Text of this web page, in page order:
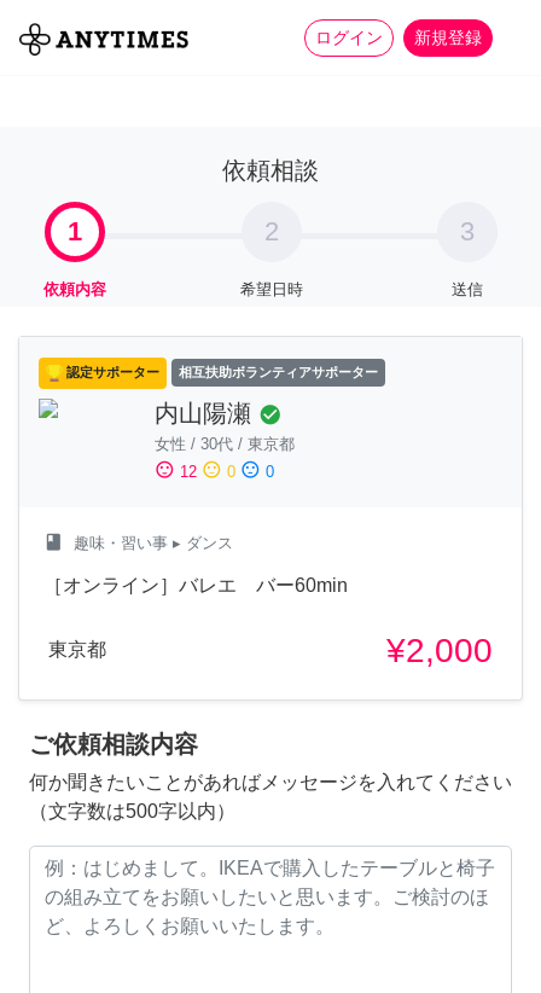
ログイン 新規登録
全て 家事 more_horiz
依頼相談
1
依頼内容
2
希望日時
3
送信
認定サポーター 相互扶助ボランティアサポーター
内山陽瀬 check_circle
女性 / 30代 / 東京都
sentiment_satisfied 12 sentiment_neutral 0 sentiment_dissatisfied 0
class 趣味・習い事 ▸ ダンス
［オンライン］バレエ バー60min
東京都 ¥2,000
ご依頼相談内容
何か聞きたいことがあればメッセージを入れてください
（文字数は500字以内）